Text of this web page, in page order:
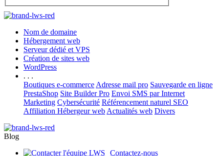
Nom de domaine
Hébergement web
Serveur dédié et VPS
Création de sites web
WordPress
. . .
Boutiques e-commerce Adresse mail pro Sauvegarde en ligne
PrestaShop Site Builder Pro Envoi SMS par Internet
Marketing Cybersécurité Référencement naturel SEO
Affiliation Hébergeur web Actualités web Divers
Blog
Contactez-nous